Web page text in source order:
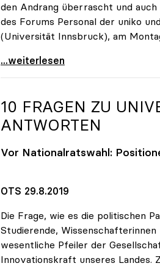
den Andrang überrascht und
des Forums Personal der uniko
(Universität Innsbruck), am
„Promotion ohne Limit“:
...weiterlesen
10 FRAGEN ZU
ANTWORTEN
Vor Nationalratswahl:
OTS 29.8.2019
Die Frage, wie es die politischen
Studierende,
wesentliche Pfeiler der
Innovationskraft unseres Landes.